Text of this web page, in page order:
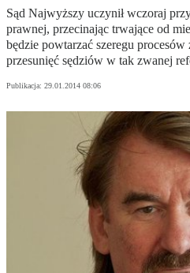
Sąd Najwyższy uczynił wczoraj
prawnej, przecinając trwające od
będzie powtarzać szeregu
przesunięć sędziów w tak zwanej
Publikacja: 29.01.2014 08:06